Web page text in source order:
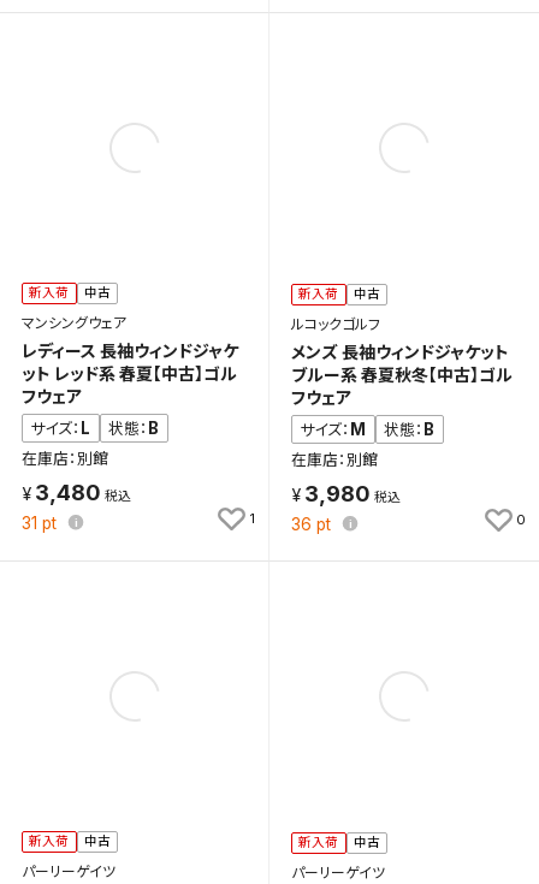
新入荷 中古
マンシングウェア
レディース 長袖ウィンドジャケ
ット レッド系 春夏【中古】ゴル
フウェア
サイズ： L 状態： B
在庫店：別館
3,480
31 pt 1
新入荷 中古
ルコックゴルフ
メンズ 長袖ウィンドジャケット
ブルー系 春夏秋冬【中古】ゴル
フウェア
サイズ： M 状態： B
在庫店：別館
3,980
36 pt 0
新入荷 中古
パーリーゲイツ
新入荷 中古
パーリーゲイツ